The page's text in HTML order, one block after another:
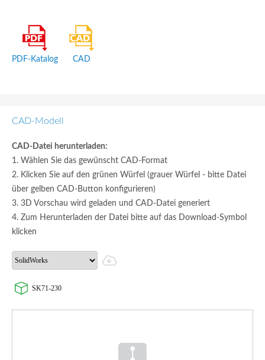
PDF-Katalog CAD
CAD-Modell
CAD-Datei herunterladen:
1. Wählen Sie das gewünscht CAD-Format
2. Klicken Sie auf den grünen Würfel (grauer Würfel - bitte Datei
über gelben CAD-Button konfigurieren)
3. 3D Vorschau wird geladen und CAD-Datei generiert
4. Zum Herunterladen der Datei bitte auf das Download-Symbol
klicken
SK71-230